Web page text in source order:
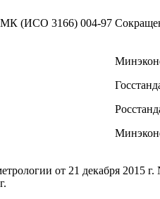
МК (ИСО 3166) 004-97
от 21 декабря 2015